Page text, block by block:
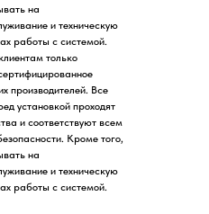
на
и техническую
работы с системой.
только
производителей. Все
установкой проходят
и соответствуют всем
Кроме того,
на
и техническую
работы с системой.